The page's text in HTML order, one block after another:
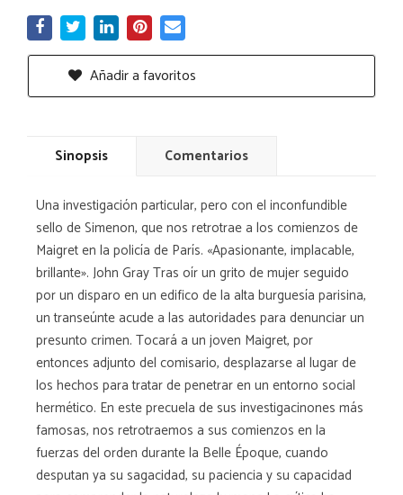
Añadir a favoritos
Sinopsis Comentarios
Una investigación particular, pero con el inconfundible
sello de Simenon, que nos retrotrae a los comienzos de
Maigret en la policía de París. «Apasionante, implacable,
brillante». John Gray Tras oír un grito de mujer seguido
por un disparo en un edifico de la alta burguesía parisina,
un transeúnte acude a las autoridades para denunciar un
presunto crimen. Tocará a un joven Maigret, por
entonces adjunto del comisario, desplazarse al lugar de
los hechos para tratar de penetrar en un entorno social
hermético. En este precuela de sus investigacinones más
famosas, nos retrotraemos a sus comienzos en la
fuerzas del orden durante la Belle Époque, cuando
desputan ya su sagacidad, su paciencia y su capacidad